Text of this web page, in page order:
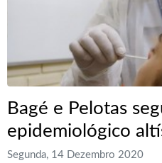
Bagé e Pelotas
epidemiológico
Segunda, 14 Dezembro 2020